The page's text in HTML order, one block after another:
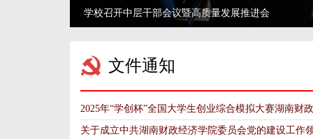
学校召开中层干部会议暨高质量发展推进会
文件通知
2025年“学创杯”全国大学生创业综合模拟大赛湖南财
关于成立中共湖南财政经济学院委员会党的建设工作